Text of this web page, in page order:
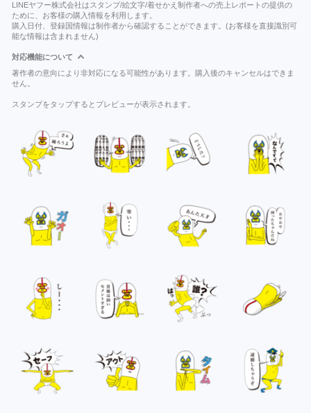
LINEヤフー株式会社はスタンプ/絵文字/着せかえ制作者への売上レポートの提供の
ために、お客様の購入情報を利用します。
購入日付、登録国情報は制作者から確認することができます。(お客様を直接識別可
能な情報は含まれません)
対応機能について
著作者の意向により非対応になる可能性があります。購入後のキャンセルはできま
せん。
スタンプをタップするとプレビューが表示されます。